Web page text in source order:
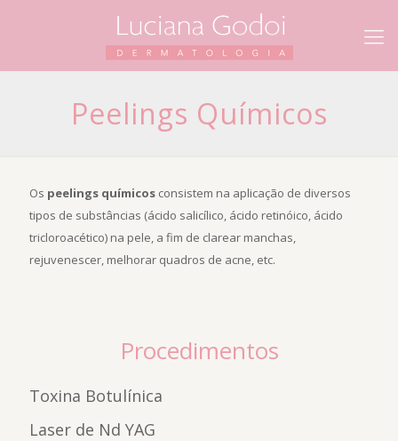
Peelings Químicos
Os peelings químicos consistem na aplicação de diversos
tipos de substâncias (ácido salicílico, ácido retinóico, ácido
tricloroacético) na pele, a fim de clarear manchas,
rejuvenescer, melhorar quadros de acne, etc.
Procedimentos
Toxina Botulínica
Laser de Nd YAG